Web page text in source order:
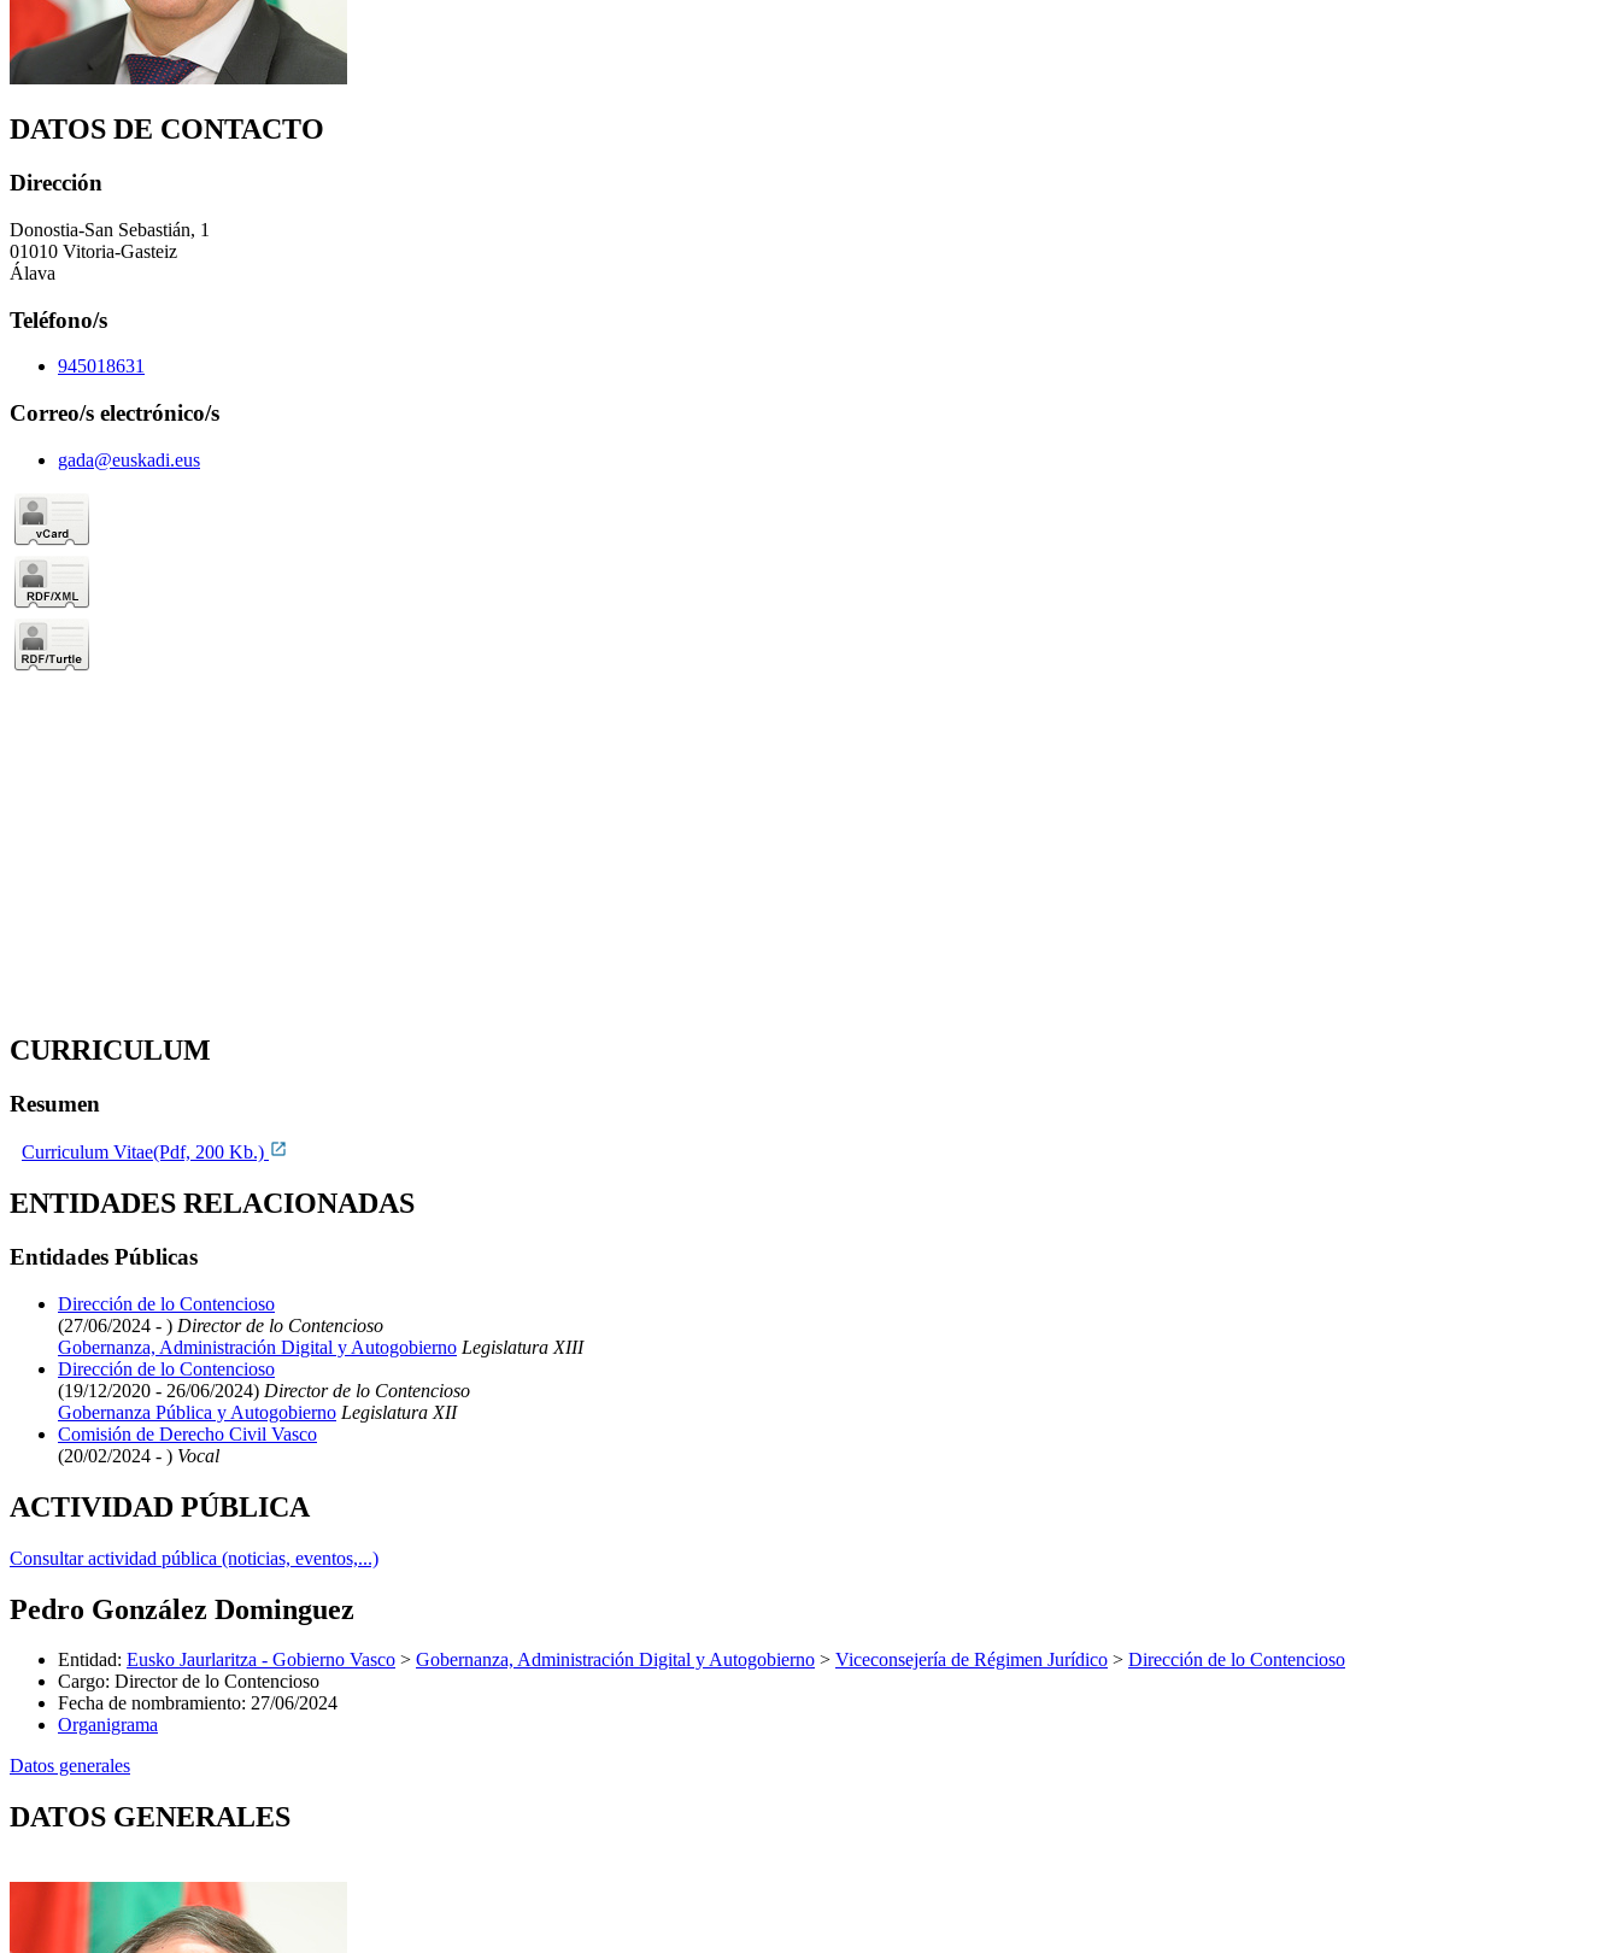
DATOS DE CONTACTO
Dirección
Donostia-San Sebastián, 1
01010 Vitoria-Gasteiz
Álava
Teléfono/s
945018631
Correo/s electrónico/s
gada@euskadi.eus
CURRICULUM
Resumen
Curriculum Vitae(Pdf, 200 Kb.)
ENTIDADES RELACIONADAS
Entidades Públicas
Dirección de lo Contencioso
(27/06/2024 - ) Director de lo Contencioso
Gobernanza, Administración Digital y Autogobierno Legislatura XIII
Dirección de lo Contencioso
(19/12/2020 - 26/06/2024) Director de lo Contencioso
Gobernanza Pública y Autogobierno Legislatura XII
Comisión de Derecho Civil Vasco
(20/02/2024 - ) Vocal
ACTIVIDAD PÚBLICA
Consultar actividad pública (noticias, eventos,...)
Pedro González Dominguez
Entidad: Eusko Jaurlaritza - Gobierno Vasco > Gobernanza, Administración Digital y Autogobierno > Viceconsejería de Régimen Jurídico > Dirección de lo Contencioso
Cargo: Director de lo Contencioso
Fecha de nombramiento: 27/06/2024
Organigrama
Datos generales
DATOS GENERALES